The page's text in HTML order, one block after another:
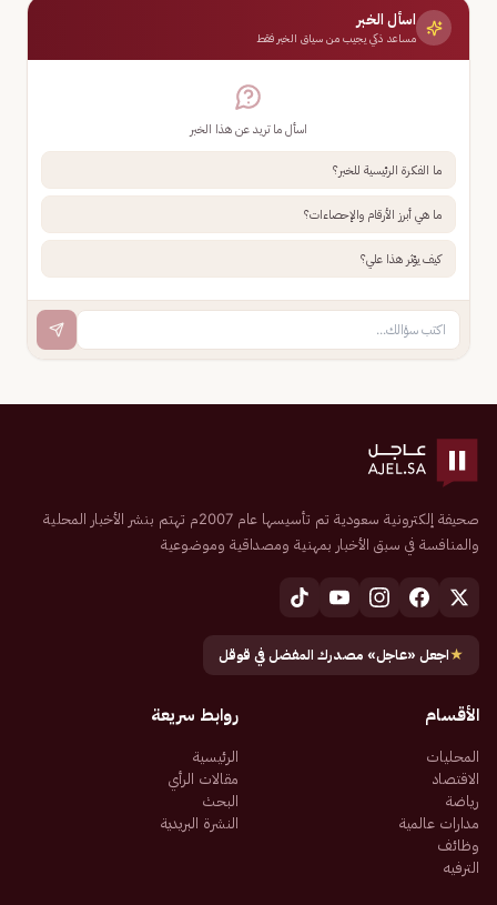
اسأل الخبر
مساعد ذكي يجيب من سياق الخبر فقط
اسأل ما تريد عن هذا الخبر
ما الفكرة الرئيسية للخبر؟
ما هي أبرز الأرقام والإحصاءات؟
كيف يؤثر هذا علي؟
صحيفة إلكترونية سعودية تم تأسيسها عام 2007م تهتم بنشر الأخبار المحلية
والمنافسة في سبق الأخبار بمهنية ومصداقية وموضوعية
★اجعل «عاجل» مصدرك المفضل في قوقل
الأقسام
المحليات
الاقتصاد
رياضة
مدارات عالمية
وظائف
الترفيه
روابط سريعة
الرئيسية
مقالات الرأي
البحث
النشرة البريدية